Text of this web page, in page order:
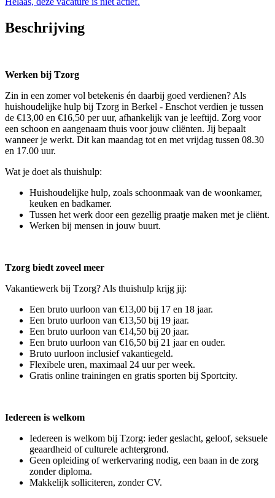
Beschrijving
Werken bij Tzorg
Zin in een zomer vol betekenis én daarbij goed verdienen? Als
huishoudelijke hulp bij Tzorg in Berkel - Enschot verdien je tussen
de €13,00 en €16,50 per uur, afhankelijk van je leeftijd. Zorg voor
een schoon en aangenaam thuis voor jouw cliënten. Jij bepaalt
wanneer je werkt. Dit kan maandag tot en met vrijdag tussen 08.30
en 17.00 uur.
Wat je doet als thuishulp:
Huishoudelijke hulp, zoals schoonmaak van de woonkamer,
keuken en badkamer.
Tussen het werk door een gezellig praatje maken met je cliënt.
Werken bij mensen in jouw buurt.
Tzorg biedt zoveel meer
Vakantiewerk bij Tzorg? Als thuishulp krijg jij:
Een bruto uurloon van €13,00 bij 17 en 18 jaar.
Een bruto uurloon van €13,50 bij 19 jaar.
Een bruto uurloon van €14,50 bij 20 jaar.
Een bruto uurloon van €16,50 bij 21 jaar en ouder.
Bruto uurloon inclusief vakantiegeld.
Flexibele uren, maximaal 24 uur per week.
Gratis online trainingen en gratis sporten bij Sportcity.
Iedereen is welkom
Iedereen is welkom bij Tzorg: ieder geslacht, geloof, seksuele
geaardheid of culturele achtergrond.
Geen opleiding of werkervaring nodig, een baan in de zorg
zonder diploma.
Makkelijk solliciteren, zonder CV.